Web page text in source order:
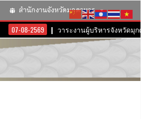
สำนักงานจังหวัดมุกดาหาร
07-08-2569 วาระงานผู้บริหารจังหวัดมุกดาหา